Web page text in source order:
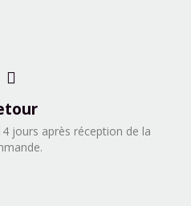
jours après réception de la